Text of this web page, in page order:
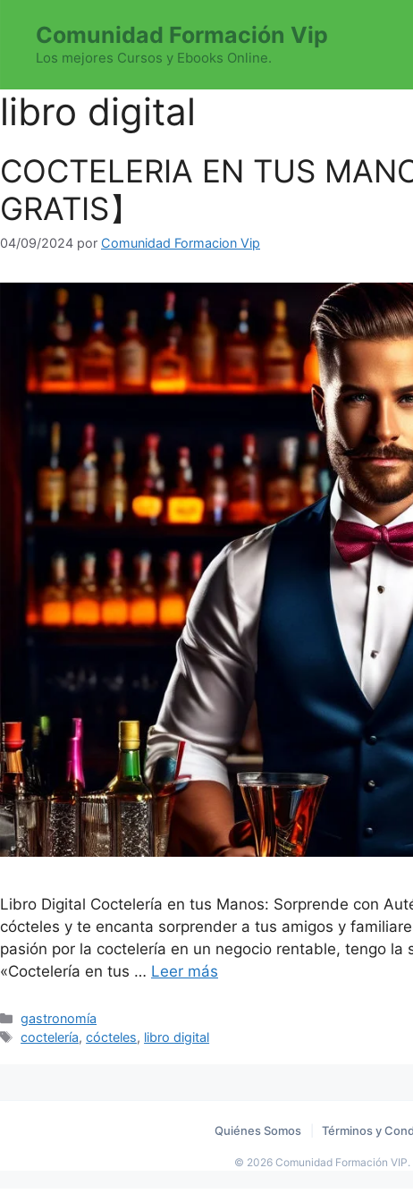
Comunidad Formación Vip
Los mejores Cursos y Ebooks Online.
libro digital
COCTELERIA EN TUS
GRATIS】
04/09/2024 por Comunidad Formacion Vip
Libro Digital Coctelería en tus Manos: Sorprende con
cócteles y te encanta sorprender a tus amigos y
pasión por la coctelería en un negocio rentable, tengo
«Coctelería en tus … Leer más
Categorías
gastronomía
Etiquetas
coctelería,cócteles, libro digital
Quiénes Somos Términos y
© 2026 Comunidad Formación